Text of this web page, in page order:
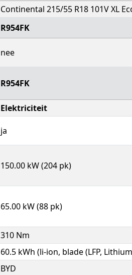
Continental 215/55 R18 101V XL
R954FK
nee
R954FK
Elektriciteit
ja
150.00 kW (204 pk)
65.00 kW (88 pk)
310 Nm
60.5 kWh (li-ion, blade (LFP,
BYD